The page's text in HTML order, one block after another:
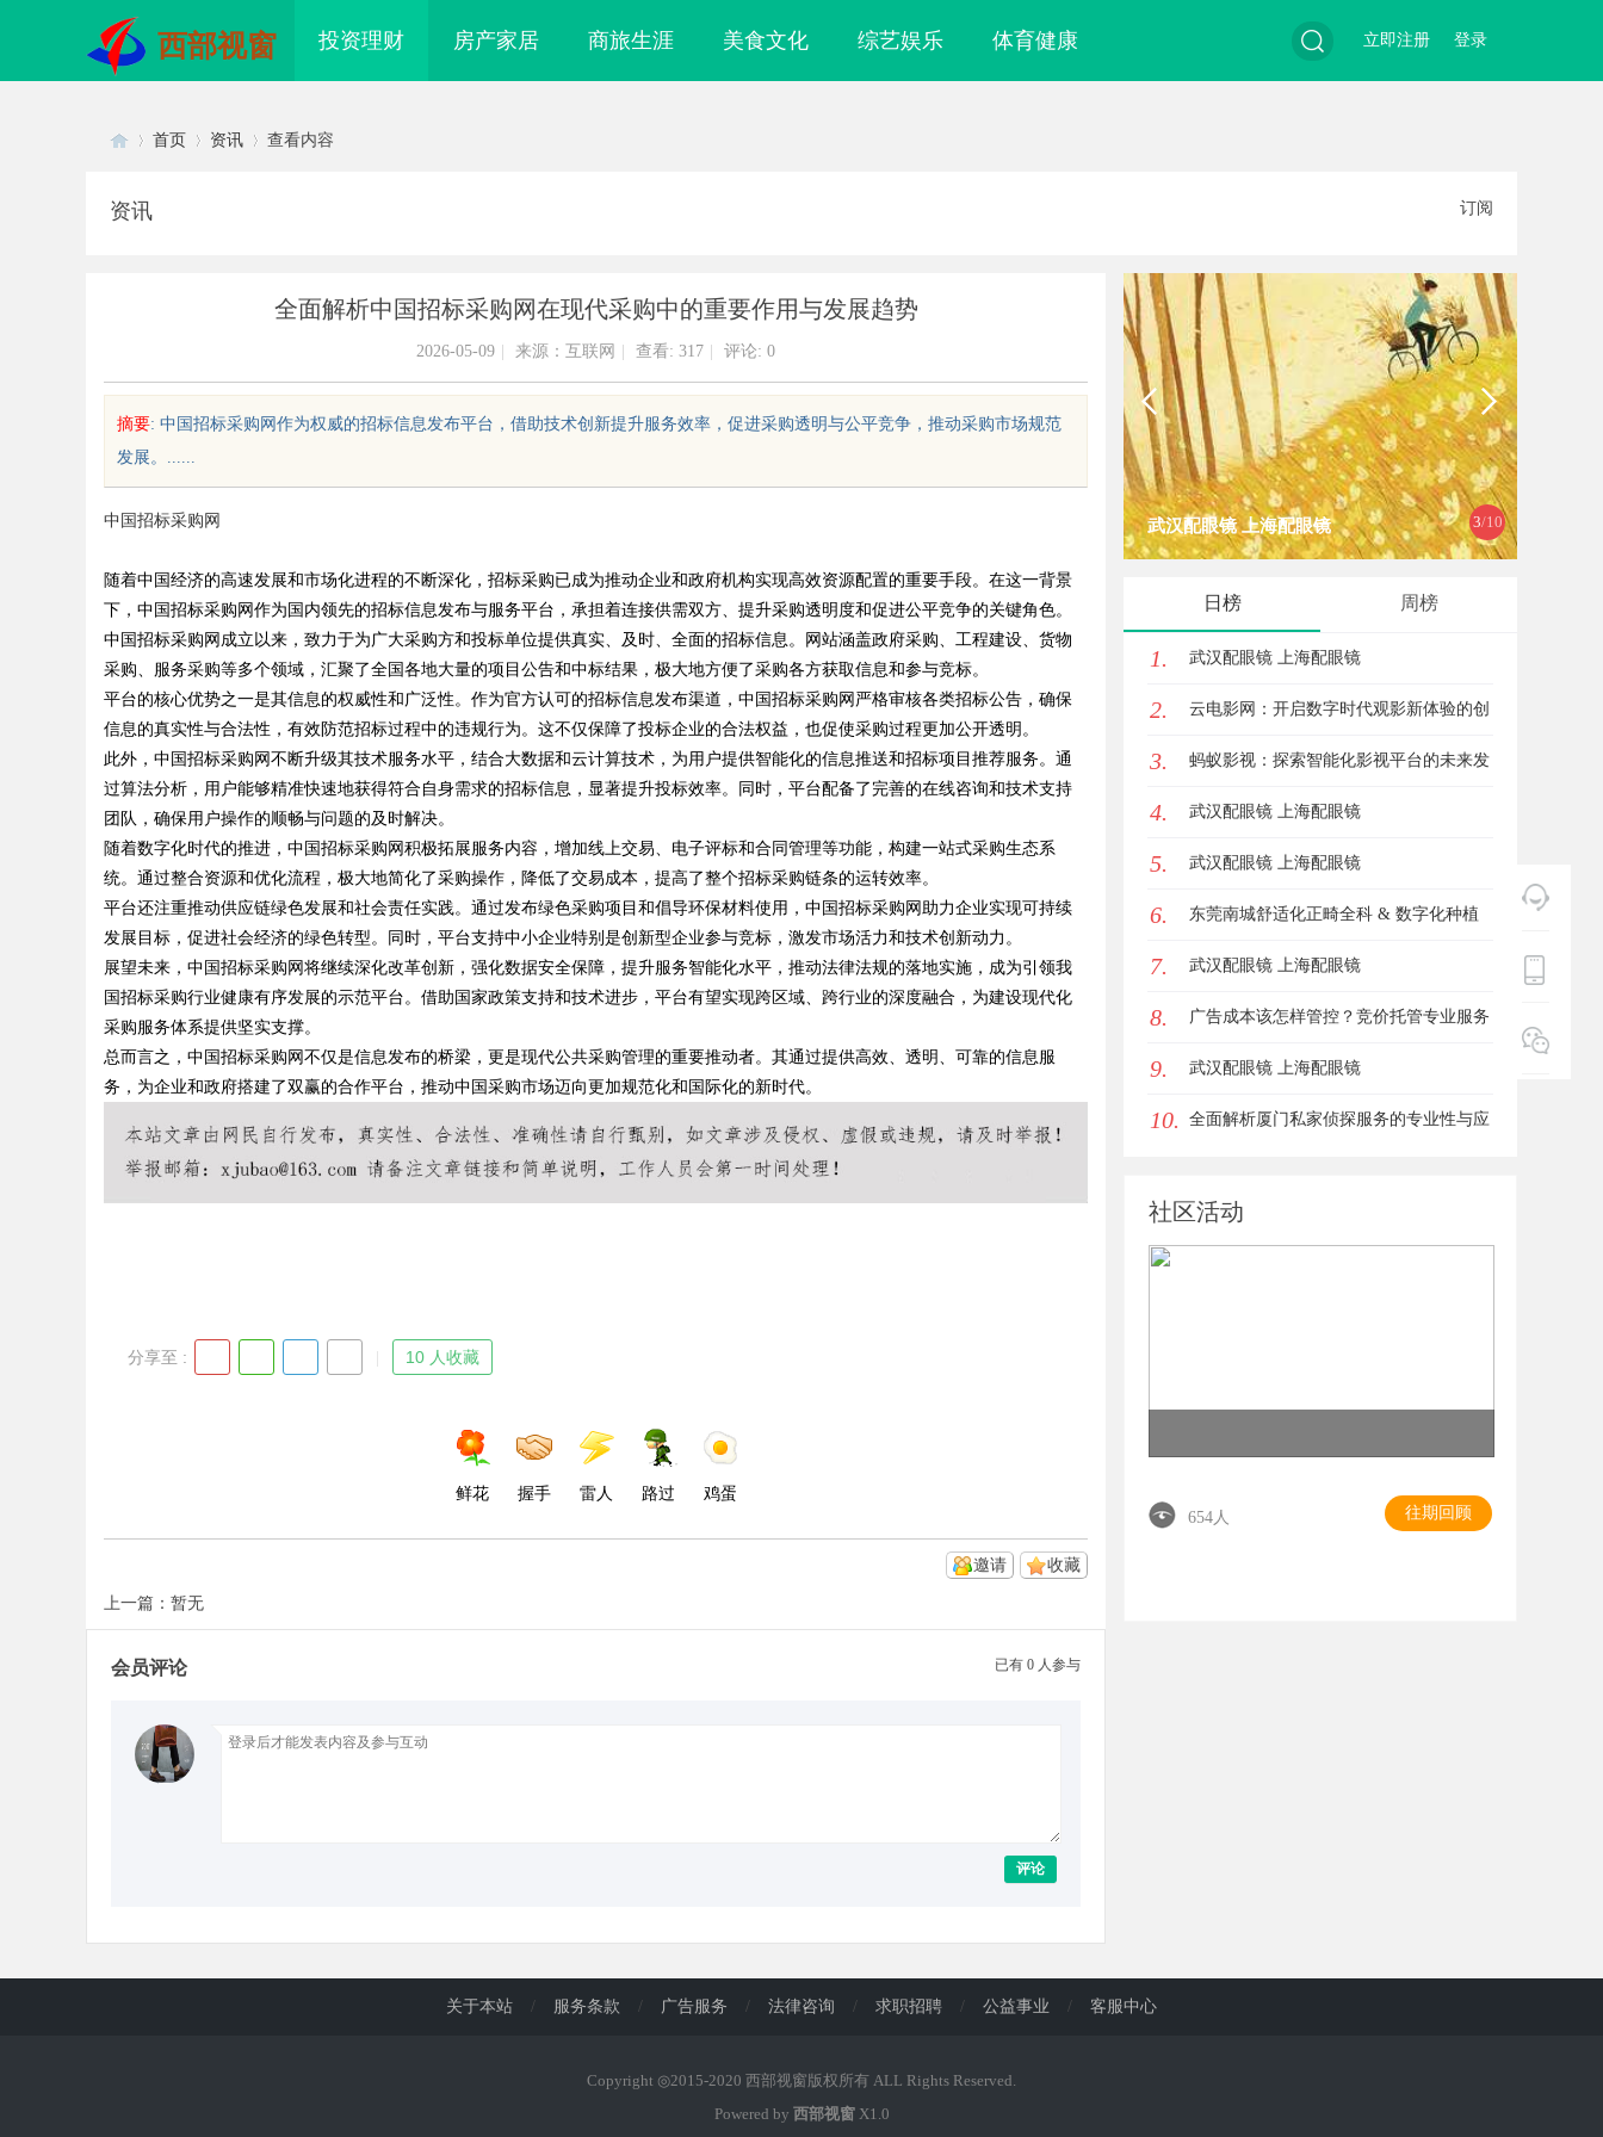
西部视窗 投资理财 房产家居 商旅生涯 美食文化 综艺娱乐 体育健康 登录
立即注册
uz
!
d
首页 资讯 查看内容
资讯 订阅
全面解析中国招标采购网在现代采购中的重要作用与发展趋势
2026-05-09 来源：互联网 查看: 317 评论: 0
摘要: 中国招标采购网作为权威的招标信息发布平台，借助技术创新提升服务效率，促进采购透明与公平竞争，推动采购市场规范
发展。......
中国招标采购网
随着中国经济的高速发展和市场化进程的不断深化，招标采购已成为推动企业和政府机构实现高效资源配置的重要手段。在这一背景
下，中国招标采购网作为国内领先的招标信息发布与服务平台，承担着连接供需双方、提升采购透明度和促进公平竞争的关键角色。
中国招标采购网成立以来，致力于为广大采购方和投标单位提供真实、及时、全面的招标信息。网站涵盖政府采购、工程建设、货物
采购、服务采购等多个领域，汇聚了全国各地大量的项目公告和中标结果，极大地方便了采购各方获取信息和参与竞标。
平台的核心优势之一是其信息的权威性和广泛性。作为官方认可的招标信息发布渠道，中国招标采购网严格审核各类招标公告，确保
信息的真实性与合法性，有效防范招标过程中的违规行为。这不仅保障了投标企业的合法权益，也促使采购过程更加公开透明。
此外，中国招标采购网不断升级其技术服务水平，结合大数据和云计算技术，为用户提供智能化的信息推送和招标项目推荐服务。通
过算法分析，用户能够精准快速地获得符合自身需求的招标信息，显著提升投标效率。同时，平台配备了完善的在线咨询和技术支持
团队，确保用户操作的顺畅与问题的及时解决。
随着数字化时代的推进，中国招标采购网积极拓展服务内容，增加线上交易、电子评标和合同管理等功能，构建一站式采购生态系
统。通过整合资源和优化流程，极大地简化了采购操作，降低了交易成本，提高了整个招标采购链条的运转效率。
平台还注重推动供应链绿色发展和社会责任实践。通过发布绿色采购项目和倡导环保材料使用，中国招标采购网助力企业实现可持续
发展目标，促进社会经济的绿色转型。同时，平台支持中小企业特别是创新型企业参与竞标，激发市场活力和技术创新动力。
展望未来，中国招标采购网将继续深化改革创新，强化数据安全保障，提升服务智能化水平，推动法律法规的落地实施，成为引领我
国招标采购行业健康有序发展的示范平台。借助国家政策支持和技术进步，平台有望实现跨区域、跨行业的深度融合，为建设现代化
采购服务体系提供坚实支撑。
总而言之，中国招标采购网不仅是信息发布的桥梁，更是现代公共采购管理的重要推动者。其通过提供高效、透明、可靠的信息服
务，为企业和政府搭建了双赢的合作平台，推动中国采购市场迈向更加规范化和国际化的新时代。
分享至 : 10 人收藏
鲜花 握手 雷人 路过 鸡蛋
收藏
邀请
上一篇：暂无
已有 0 人参与
会员评论
评论
4/10
商标购买：即买即用，规避侵权风险 武汉配眼镜 上海配眼镜 白云影视：引领影视娱乐新时代
日榜 周榜
1. 武汉配眼镜 上海配眼镜
2. 云电影网：开启数字时代观影新体验的创
新平台
3. 蚂蚁影视：探索智能化影视平台的未来发
展路径
4. 武汉配眼镜 上海配眼镜
5. 武汉配眼镜 上海配眼镜
6. 东莞南城舒适化正畸全科 & 数字化种植
诊疗专业指南
7. 武汉配眼镜 上海配眼镜
8. 广告成本该怎样管控？竞价托管专业服务
商俐麸科技
9. 武汉配眼镜 上海配眼镜
10. 全面解析厦门私家侦探服务的专业性与应
社区活动
654人 往期回顾
关于本站 / 服务条款 / 广告服务 / 法律咨询 / 求职招聘 / 公益事业 / 客服中心
Copyright ◎2015-2020 西部视窗版权所有 ALL Rights Reserved.
Powered by 西部视窗 X1.0